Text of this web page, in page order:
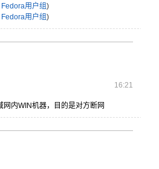
Fedora用户组)
Fedora用户组)
16:21
网内WIN机器，目的是对方断网